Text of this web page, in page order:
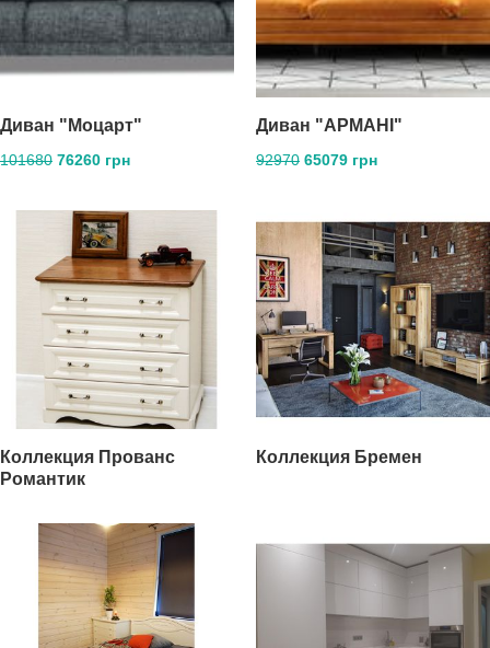
Диван "Моцарт"
101680 76260 грн
Диван "АРМАНІ"
92970 65079 грн
Коллекция Прованс
Романтик
Коллекция Бремен